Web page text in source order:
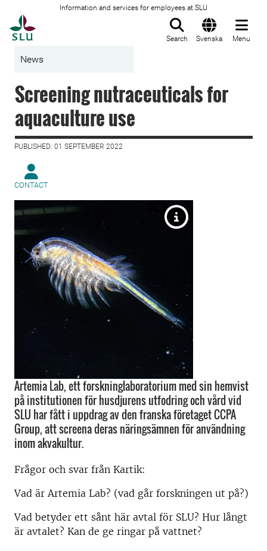
Information and services for employees at SLU
Search Svenska Menu
News
Screening nutraceuticals for
aquaculture use
PUBLISHED: 01 SEPTEMBER 2022
CONTACT
Artemia Lab, ett forskninglaboratorium med sin hemvist
på institutionen för husdjurens utfodring och vård vid
SLU har fått i uppdrag av den franska företaget CCPA
Group, att screena deras näringsämnen för användning
inom akvakultur.
Frågor och svar från Kartik:
Vad är Artemia Lab? (vad går forskningen ut på?)
Vad betyder ett sånt här avtal för SLU? Hur långt
är avtalet? Kan de ge ringar på vattnet?